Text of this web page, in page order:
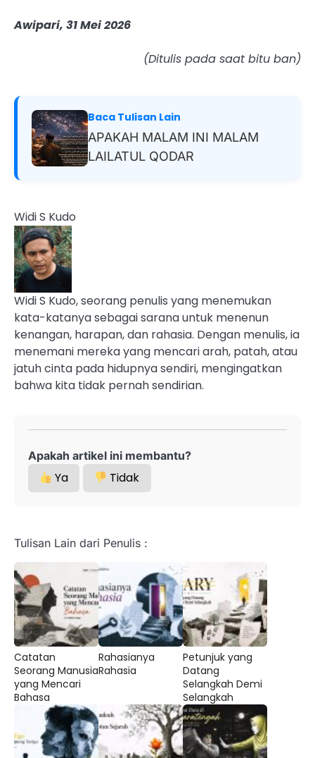
Awipari, 31 Mei 2026
(Ditulis pada saat bitu ban)
Baca Tulisan Lain
APAKAH MALAM INI MALAM
LAILATUL QODAR
Widi S Kudo
Widi S Kudo, seorang penulis yang menemukan
kata-katanya sebagai sarana untuk menenun
kenangan, harapan, dan rahasia. Dengan menulis, ia
menemani mereka yang mencari arah, patah, atau
jatuh cinta pada hidupnya sendiri, mengingatkan
bahwa kita tidak pernah sendirian.
Apakah artikel ini membantu?
Ya Tidak
Tulisan Lain dari Penulis :
Catatan
Seorang Manusia
yang Mencari
Bahasa
Rahasianya
Rahasia
Petunjuk yang
Datang
Selangkah Demi
Selangkah